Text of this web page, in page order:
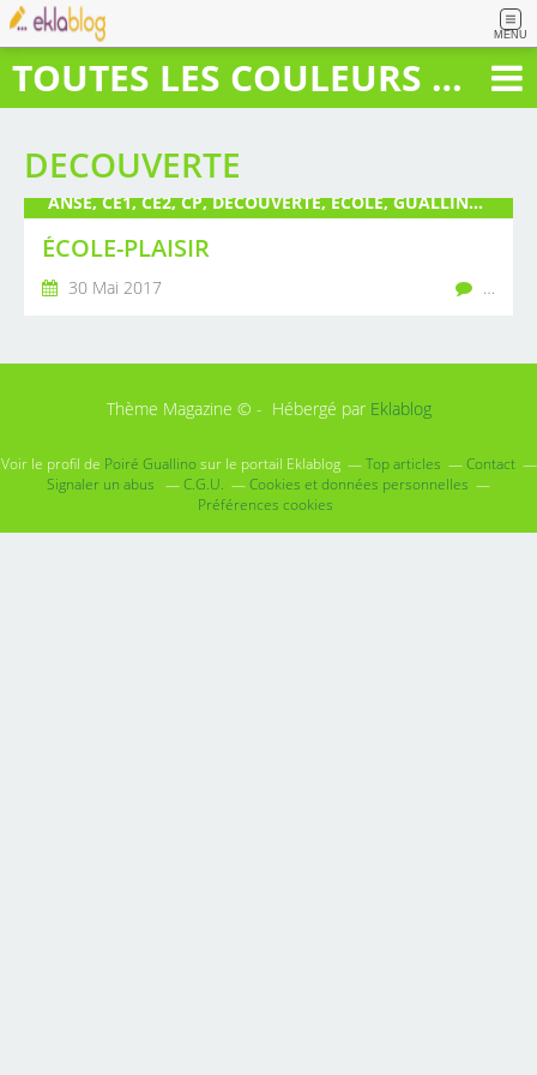
MENU
TOUTES LES COULEURS DU BONHEUR
DECOUVERTE
ANSE, CE1, CE2, CP, DÉCOUVERTE, ÉCOLE, GUALLINO, LECTURE, LECTURE-RENCONTRE, LIVRE, PEINTURE, PLAISIR, POIRÉ, RENCONTRE, SCULPTURE
ÉCOLE-PLAISIR
30 Mai 2017 …
Thème Magazine © - Hébergé par Eklablog
Voir le profil de Poiré Guallinosur le portail Eklablog Top articles
Contact
Signaler un abus
C.G.U.
Cookies et données personnelles
Préférences cookies